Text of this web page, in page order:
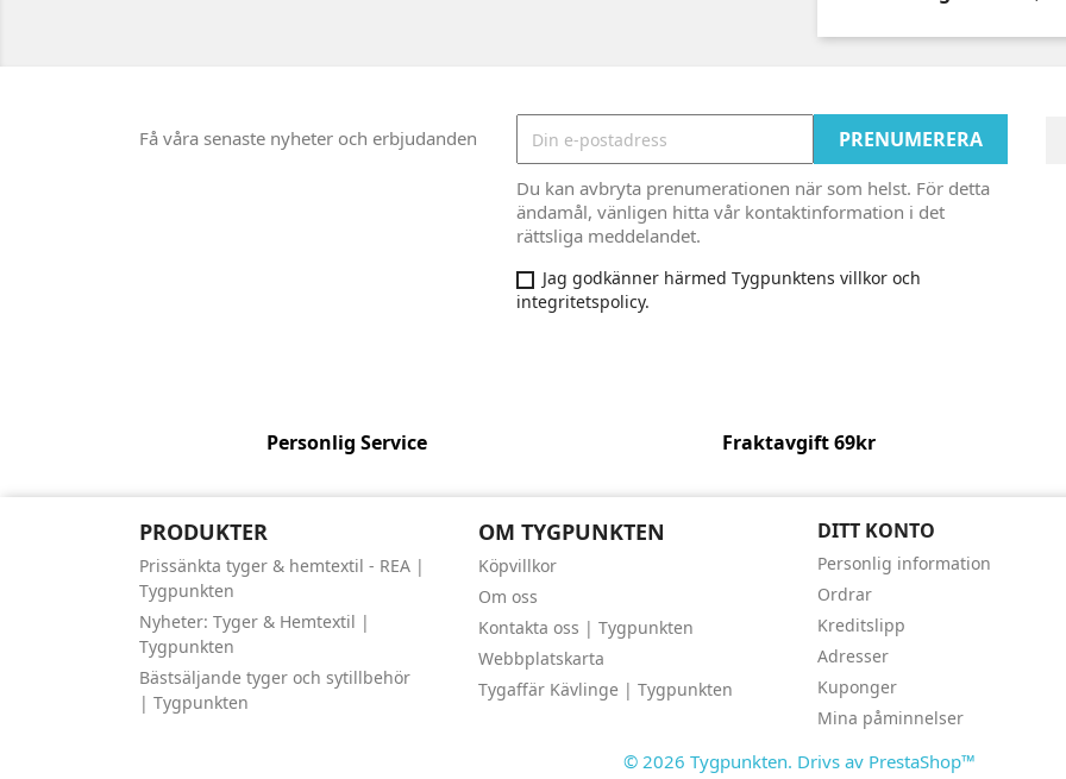
Få våra senaste nyheter och erbjudanden
Du kan avbryta prenumerationen när som helst. För detta
ändamål, vänligen hitta vår kontaktinformation i det
rättsliga meddelandet.
Jag godkänner härmed Tygpunktens villkor och
integritetspolicy.
Personlig Service Fraktavgift 69kr
PRODUKTER
Prissänkta tyger & hemtextil - REA |
Tygpunkten
Nyheter: Tyger & Hemtextil |
Tygpunkten
Bästsäljande tyger och sytillbehör
| Tygpunkten
OM TYGPUNKTEN
Köpvillkor
Om oss
Kontakta oss | Tygpunkten
Webbplatskarta
Tygaffär Kävlinge | Tygpunkten
DITT KONTO
Personlig information
Ordrar
Kreditslipp
Adresser
Kuponger
Mina påminnelser
© 2026 Tygpunkten. Drivs av PrestaShop™